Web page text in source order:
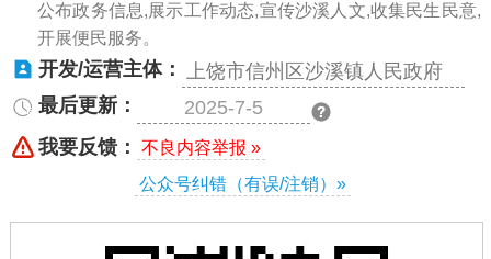
公布政务信息,展示工作动态,宣传沙溪人文,收集民生民意,
开展便民服务。
开发/运营主体： 上饶市信州区沙溪镇人民政府
最后更新：
2025-7-5
我要反馈：
不良内容举报 »
公众号纠错（有误/注销）»